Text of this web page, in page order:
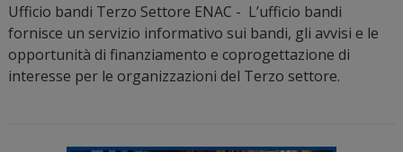
Ufficio bandi Terzo Settore ENAC - L’ufficio bandi
fornisce un servizio informativo sui bandi, gli avvisi e le
opportunità di finanziamento e coprogettazione di
interesse per le organizzazioni del Terzo settore.